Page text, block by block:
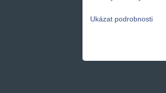
Ukázat podrobnosti